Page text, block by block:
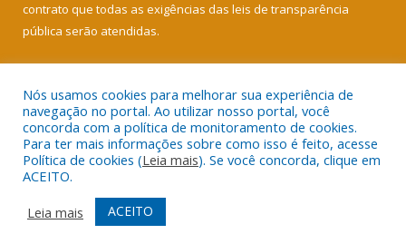
contrato que todas as exigências das leis de transparência
pública serão atendidas.
Todos os direitos reservados a Câmara Municipal de Soure.
Mapa do Site
Acessar Área Administrativa
Acessar Webmail
Nós usamos cookies para melhorar sua experiência de
navegação no portal. Ao utilizar nosso portal, você
concorda com a política de monitoramento de cookies.
Para ter mais informações sobre como isso é feito, acesse
Política de cookies (Leia mais). Se você concorda, clique em
ACEITO.
Leia mais
ACEITO